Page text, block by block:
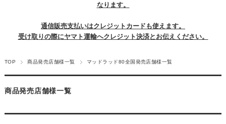
なります。
通信販売支払いはクレジットカードも使えます。
受け取りの際にヤマト運輸へクレジット決済とお伝えください。
TOP 商品発売店舗様一覧 マッドラッド80全国発売店舗様一覧
商品発売店舗様一覧